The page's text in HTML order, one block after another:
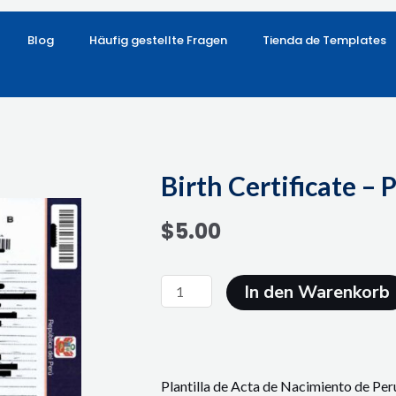
Blog Häufig gestellte Fragen Tienda de Templates
Birth Certificate –
$5.00
Birth
Certificate
In den Warenkorb
Plantilla de Acta de Nacimiento de